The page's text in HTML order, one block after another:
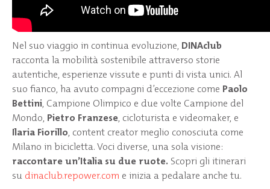
Nel suo viaggio in continua evoluzione, DINAclub
racconta la mobilità sostenibile attraverso storie
autentiche, esperienze vissute e punti di vista unici. Al
suo fianco, ha avuto compagni d’eccezione come Paolo
Bettini, Campione Olimpico e due volte Campione del
Mondo, Pietro Franzese, cicloturista e videomaker, e
Ilaria Fiorillo, content creator meglio conosciuta come
Milano in bicicletta. Voci diverse, una sola visione:
raccontare un’Italia su due ruote. Scopri gli itinerari
su dinaclub.repower.com e inizia a pedalare anche tu.